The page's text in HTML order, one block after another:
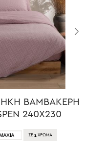
ΒΑΜΒΑΚΕΡΗ
240Χ230
ΣΕ 1 ΧΡΩΜΑ